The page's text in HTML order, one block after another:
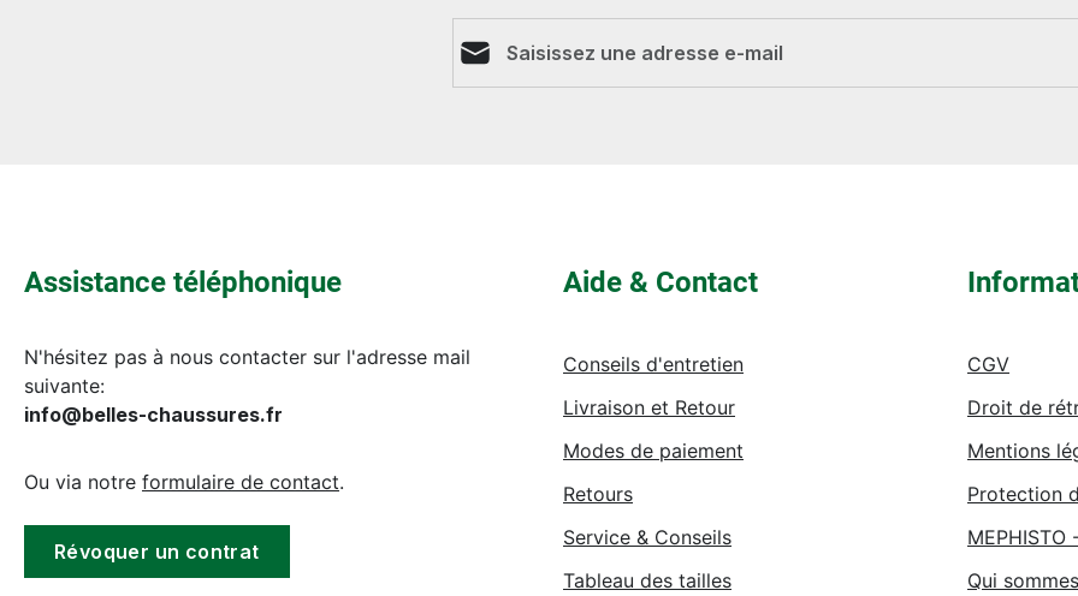
Assistance téléphonique
N'hésitez pas à nous contacter sur l'adresse mail
suivante:
info@belles-chaussures.fr
Ou via notre formulaire de contact.
Révoquer un contrat
Aide & Contact
Conseils d'entretien
Livraison et Retour
Modes de paiement
Retours
Service & Conseils
Tableau des tailles
CGV
Droit de
Mentions
Protection
MEPHISTO
Qui